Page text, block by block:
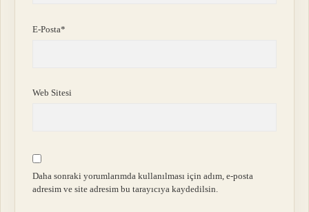
E-Posta*
Web Sitesi
Daha sonraki yorumlarımda kullanılması için adım, e-posta
adresim ve site adresim bu tarayıcıya kaydedilsin.